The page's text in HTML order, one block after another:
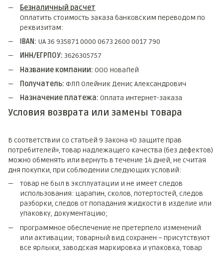
Безналичный расчет
Оплатить стоимость заказа банковским переводом по
реквизитам:
IBAN: UA 36 935871 0000 0673 2600 0017 790
ИНН/ЕГРПОУ: 3626305757
Название компании: ООО НоваПей
Получатель: ФЛП Олейник Денис Александрович
Назначение платежа: Оплата интернет-заказа
Условия возврата или замены товара
В соответствии со статьей 9 Закона «О защите прав
потребителей», товар надлежащего качества (без дефектов)
можно обменять или вернуть в течение 14 дней, не считая
дня покупки, при соблюдении следующих условий:
товар не был в эксплуатации и не имеет следов
использования: царапин, сколов, потертостей, следов
разборки, следов от попадания жидкости в изделие или
упаковку, документацию;
программное обеспечение не претерпело изменений
или активации; товарный вид сохранен – присутствуют
все ярлыки, заводская маркировка и упаковка, товар